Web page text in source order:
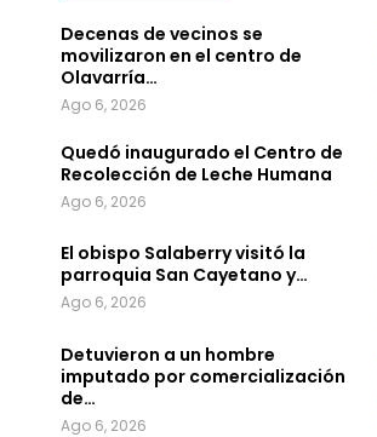
Decenas de vecinos se
movilizaron en el centro de
Olavarría…
Ago 6, 2026
Quedó inaugurado el Centro de
Recolección de Leche Humana
Ago 6, 2026
El obispo Salaberry visitó la
parroquia San Cayetano y…
Ago 6, 2026
Detuvieron a un hombre
imputado por comercialización
de…
Ago 6, 2026